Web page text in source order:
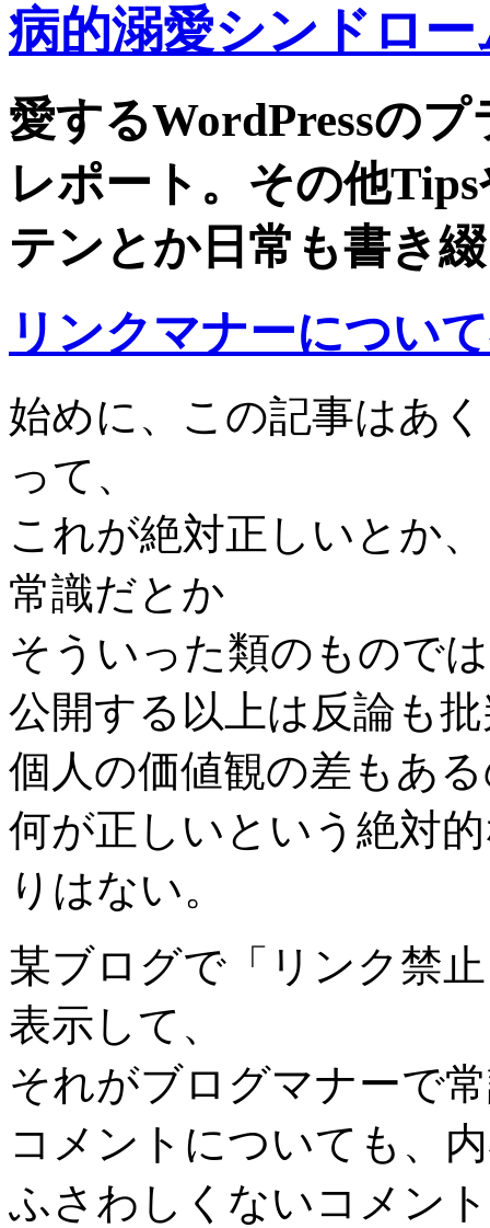
病的溺愛シンドロー
愛するWordPressの
レポート。その他
テンとか日常も書き
リンクマナーについ
始めに、この記事はあ
って、
これが絶対正しいとか
常識だとか
そういった類のもので
公開する以上は反論も
個人の価値観の差もあ
何が正しいという絶対
りはない。
某ブログで「リンク禁
表示して、
それがブログマナーで
コメントについても、
ふさわしくないコメン